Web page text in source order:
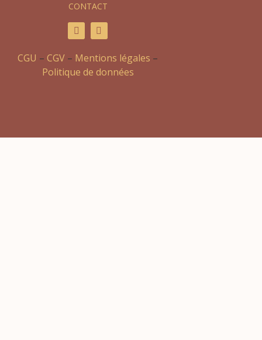
CONTACT
CGU – CGV – Mentions légales –
Politique de données